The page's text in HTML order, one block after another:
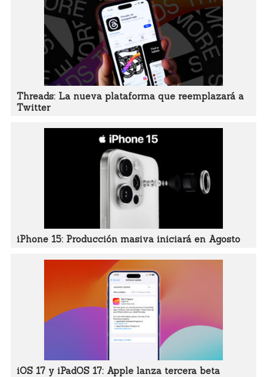
Threads: La nueva plataforma que reemplazará a
Twitter
iPhone 15: Producción masiva iniciará en Agosto
iOS 17 y iPadOS 17: Apple lanza tercera beta